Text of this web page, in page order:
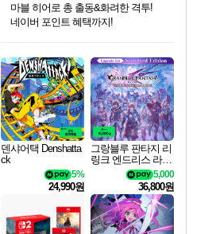
최대 90% 할인가를 만나보세요!
네이버혜택과 함께 만나보세요!
50%할인&추가 적립까지!
마블 히어로 총 출동&화려한 격투!
네이버 포인트 혜택까지!
이니&베니 혜택까지!
네이버 혜택가와 함께 예약하세요!
할인&네이버혜택으로 만나보세요!
네이버페이 혜택과 만나보세요!
40주년 프로모션으로 만나보세요!
할인가에 만나보세요!
일부 에디션 상시 할인!
혜택으로 예약 판매 중
편안하게 충전하세요
덴샤어택 Denshatta
ck
5%
24,990원
그랑블루 판타지 리
링크 엔드리스 라그
나로크 업그레이드
킷 Granblue Fantasy
Relink Endless Ragn
arok Upgrade Kit DL
C
5,000
36,800원